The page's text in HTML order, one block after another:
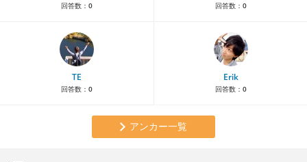
回答数： 0 回答数： 0
TE
回答数： 0
Erik
回答数： 0
アンカー一覧